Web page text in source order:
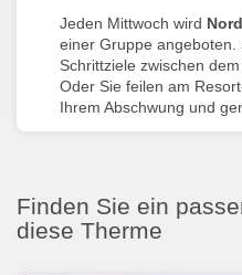
Jeden Mittwoch wird
einer Gruppe angeboten.
Schrittziele zwischen
Oder Sie feilen am
Ihrem Abschwung und
Finden Sie ein
diese Therme